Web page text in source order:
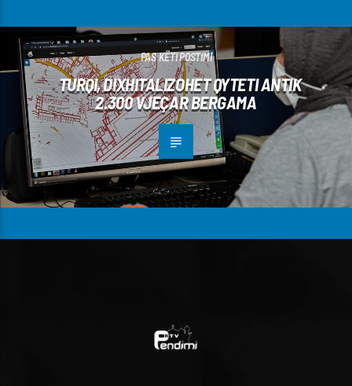
PAS KËTI POSTIMI
TURQI, DIXHITALIZOHET QYTETI ANTIK
2.300 VJEÇAR BERGAMA